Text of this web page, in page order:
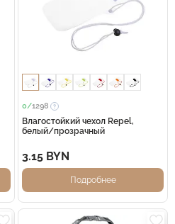
0/1298
Влагостойкий чехол Repel,
белый/прозрачный
3.15 BYN
Подробнее